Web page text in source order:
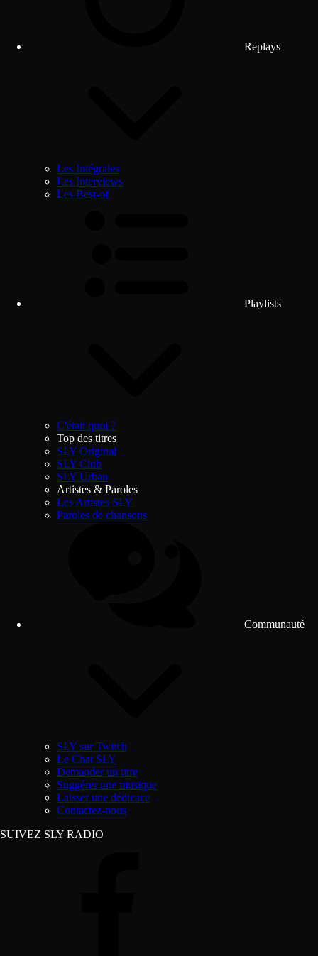
Replays
Les Intégrales
Les Interviews
Les Best-of
Playlists
C'était quoi ?
Top des titres
SLY Original
SLY Club
SLY Urban
Artistes & Paroles
Les Artistes SLY
Paroles de chansons
Communauté
SLY sur Twitch
Le Chat SLY
Demander un titre
Suggérer une musique
Laisser une dédicace
Contactez-nous
SUIVEZ SLY RADIO